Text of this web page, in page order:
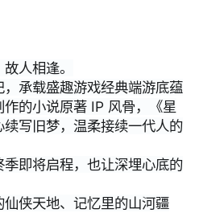
人相逢。
承载盛趣游戏经典端游底蕴
的小说原著 IP 风骨，《星
写旧梦，温柔接续一代人的
即将启程，也让深埋心底的
侠天地、记忆里的山河疆